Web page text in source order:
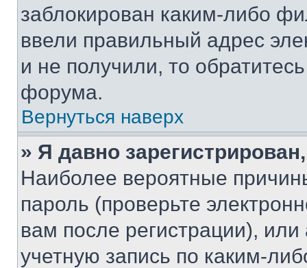
заблокирован каким-либо
ввели правильный адрес
и не получили, то
форума.
Вернуться наверх
» Я давно
Наиболее вероятные
пароль (проверьте
вам после регистрации),
учетную запись по каким-